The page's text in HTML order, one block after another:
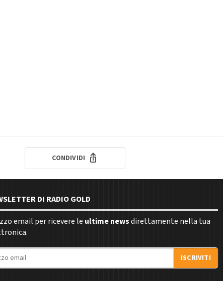
CONDIVIDI
DI RADIO GOLD
email per ricevere le ultime newsdirettamente nella tua
ISCRIVITI